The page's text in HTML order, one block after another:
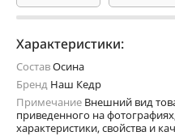
Характеристики:
СоставОсина
Бренд Наш Кедр
Примечание Внешний вид
приведенного на
характеристики, свойства и